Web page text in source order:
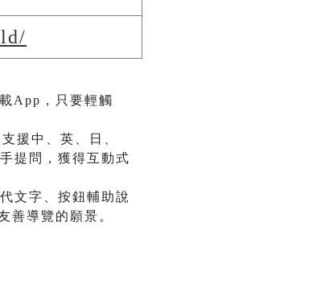
App，只要輕觸
援中、英、日、
提問，獲得互動式
文字、按鈕輔助說
善導覽的願景。